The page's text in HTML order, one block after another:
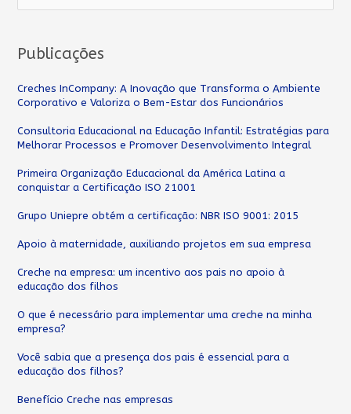
q
u
i
s
r
o
r
:
Publicações
Creches InCompany: A Inovação que Transforma o Ambiente
Corporativo e Valoriza o Bem-Estar dos Funcionários
Consultoria Educacional na Educação Infantil: Estratégias para
Melhorar Processos e Promover Desenvolvimento Integral
Primeira Organização Educacional da América Latina a
conquistar a Certificação ISO 21001
Grupo Uniepre obtém a certificação: NBR ISO 9001: 2015
Apoio à maternidade, auxiliando projetos em sua empresa
Creche na empresa: um incentivo aos pais no apoio à
educação dos filhos
O que é necessário para implementar uma creche na minha
empresa?
Você sabia que a presença dos pais é essencial para a
educação dos filhos?
Benefício Creche nas empresas